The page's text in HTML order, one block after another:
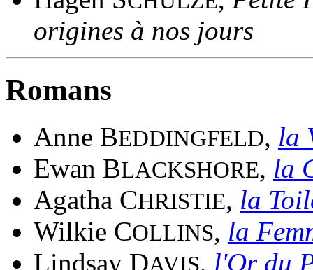
origines à nos jours
Romans
Anne BEDDINGFELD, la
Ewan BLACKSHORE, la
Agatha CHRISTIE, la
Wilkie COLLINS, la
Lindsay DAVIS, l'Or du